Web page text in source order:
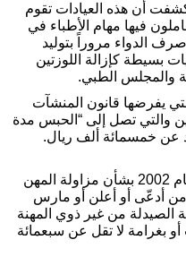
أن هذه العيادات تقوم
فيها مهام الأطباء في
الدواء مروراً بتوليد
بسيطة كإزالة اللوزتين
والمجلس الطبي.
يفرضها قانون المنشآت
32 ضد المخالفين والتي تصل إلى “الحبس مدة
عن خمسمائة ألف ريال.
وتشدّد المادة (34) من القانون 26 لعام 2002 بشأن مزاولة المهن
من أدعّى أو أعلن أو مارس
الصيدلة من غير ذوي المهنة
بغرامة لا تقل عن سبعمائة